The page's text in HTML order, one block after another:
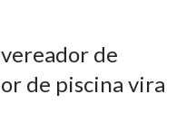
de
de piscina vira